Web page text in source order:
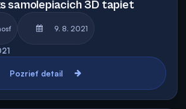
samolepiacich 3D tapiet
9. 8. 2021
Pozrieť detail